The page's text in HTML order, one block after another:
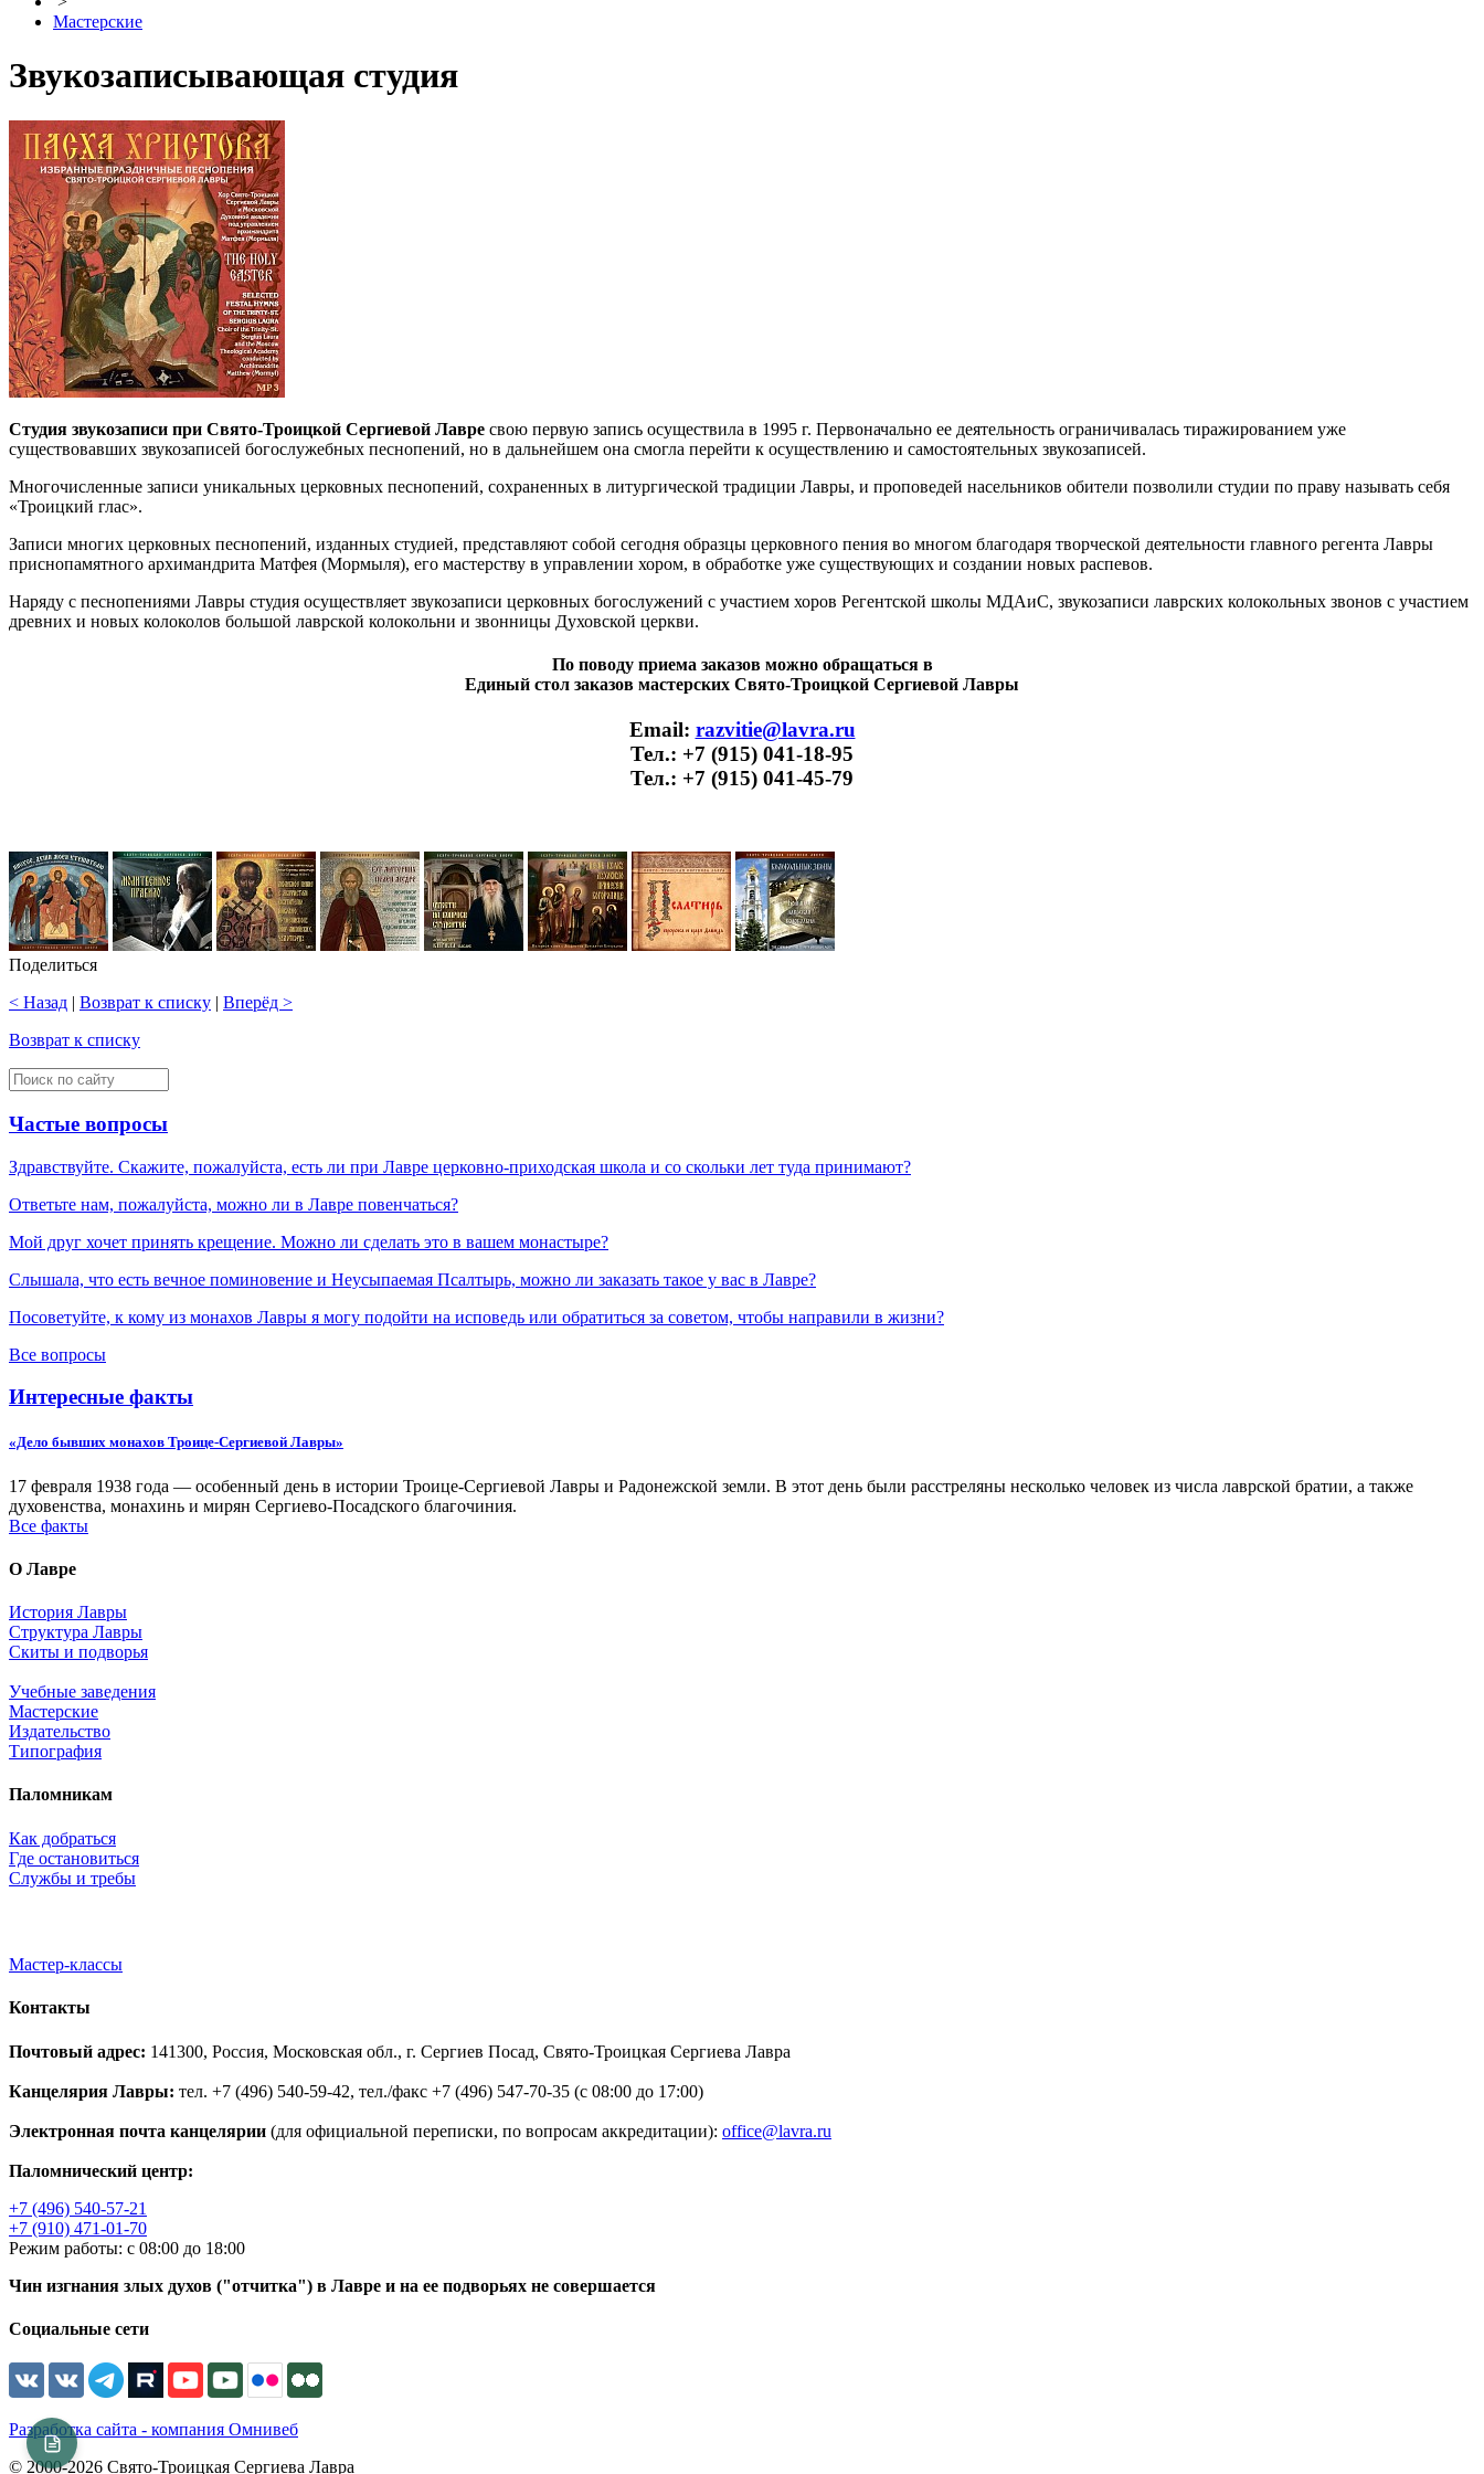
Мастерские
Звукозаписывающая студия
Студия звукозаписи при Свято-Троицкой Сергиевой Лавре свою первую запись осуществила в 1995 г. Первоначально ее деятельность ограничивалась тиражированием уже
существовавших звукозаписей богослужебных песнопений, но в дальнейшем она смогла перейти к осуществлению и самостоятельных звукозаписей.
Многочисленные записи уникальных церковных песнопений, сохраненных в литургической традиции Лавры, и проповедей насельников обители позволили студии по праву называть себя
«Троицкий глас».
Записи многих церковных песнопений, изданных студией, представляют собой сегодня образцы церковного пения во многом благодаря творческой деятельности главного регента Лавры
приснопамятного архимандрита Матфея (Мормыля), его мастерству в управлении хором, в обработке уже существующих и создании новых распевов.
Наряду с песнопениями Лавры студия осуществляет звукозаписи церковных богослужений с участием хоров Регентской школы МДАиС, звукозаписи лаврских колокольных звонов с участием
древних и новых колоколов большой лаврской колокольни и звонницы Духовской церкви.
По поводу приема заказов можно обращаться в
Единый стол заказов мастерских Свято-Троицкой Сергиевой Лавры
Email: razvitie@lavra.ru
Тел.: +7 (915) 041-18-95
Тел.: +7 (915) 041-45-79
Поделиться
< Назад | Возврат к списку | Вперёд >
Возврат к списку
Частые вопросы
Здравствуйте. Скажите, пожалуйста, есть ли при Лавре церковно-приходская школа и со скольки лет туда принимают?
Ответьте нам, пожалуйста, можно ли в Лавре повенчаться?
Мой друг хочет принять крещение. Можно ли сделать это в вашем монастыре?
Слышала, что есть вечное поминовение и Неусыпаемая Псалтырь, можно ли заказать такое у вас в Лавре?
Посоветуйте, к кому из монахов Лавры я могу подойти на исповедь или обратиться за советом, чтобы направили в жизни?
Все вопросы
Интересные факты
«Дело бывших монахов Троице-Сергиевой Лавры»
17 февраля 1938 года — особенный день в истории Троице-Сергиевой Лавры и Радонежской земли. В этот день были расстреляны несколько человек из числа лаврской братии, а также
духовенства, монахинь и мирян Сергиево-Посадского благочиния.
Все факты
О Лавре
История Лавры
Структура Лавры
Скиты и подворья
Учебные заведения
Мастерские
Издательство
Типография
Паломникам
Как добраться
Где остановиться
Службы и требы
Мастер-классы
Контакты
Почтовый адрес: 141300, Россия, Московская обл., г. Сергиев Посад, Свято-Троицкая Сергиева Лавра
Канцелярия Лавры: тел. +7 (496) 540-59-42, тел./факс +7 (496) 547-70-35 (с 08:00 до 17:00)
Электронная почта канцелярии (для официальной переписки, по вопросам аккредитации): office@lavra.ru
Паломнический центр:
+7 (496) 540-57-21
+7 (910) 471-01-70
Режим работы: с 08:00 до 18:00
Чин изгнания злых духов ("отчитка") в Лавре и на ее подворьях не совершается
Социальные сети
Разработка сайта - компания Омнивеб
© 2000-2026 Свято-Троицкая Сергиева Лавра